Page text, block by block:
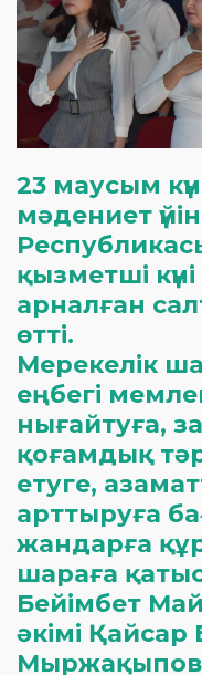
23 маусым
мәдениет
қызметші
арналған
өтті.
Мерекелік
еңбегі
нығайтуға,
қоғамдық
етуге,
арттыруға
жандарға
шараға
Бейімбет
әкімі
Мыржақыпов